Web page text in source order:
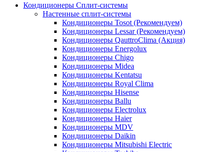
Кондиционеры Сплит-системы
Настенные сплит-системы
Кондиционеры Tosot (Рекомендуем)
Кондиционеры Lessar (Рекомендуем)
Кондиционеры QauttroClima (Акция)
Кондиционеры Energolux
Кондиционеры Chigo
Кондиционеры Midea
Кондиционеры Kentatsu
Кондиционеры Royal Clima
Кондиционеры Hisense
Кондиционеры Ballu
Кондиционеры Electrolux
Кондиционеры Haier
Кондиционеры MDV
Кондиционеры Daikin
Кондиционеры Mitsubishi Electric